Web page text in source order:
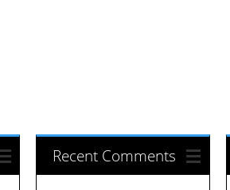
Recent Comments